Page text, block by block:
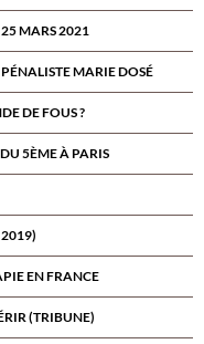
MARS 2021
MARIE DOSÉ
DE FOUS ?
5ÈME À PARIS
2019)
EN FRANCE
(TRIBUNE)